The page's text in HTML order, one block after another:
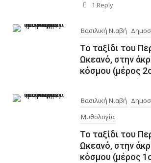
1 Reply
Βασιλική Νιαβή
Το ταξίδι του
Ωκεανό, στην
κόσμου (μέρος
Βασιλική Νιαβή
Μυθολογία
Το ταξίδι του
Ωκεανό, στην
κόσμου (μέρος